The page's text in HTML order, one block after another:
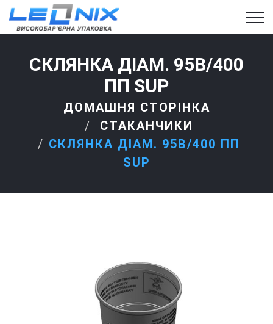
СКЛЯНКА ДІАМ. 95B/400
ПП SUP
ДОМАШНЯ СТОРІНКА
СТАКАНЧИКИ
СКЛЯНКА ДІАМ. 95B/400 ПП
SUP